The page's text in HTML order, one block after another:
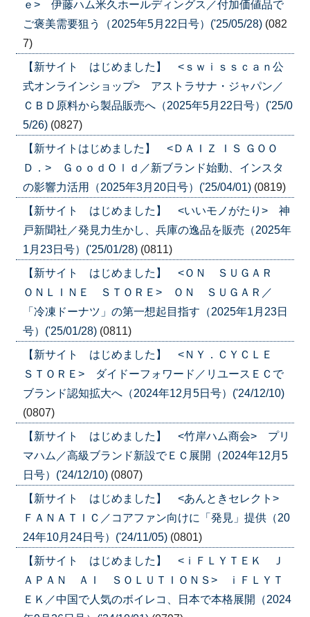
ｅ> 伊藤ハム米久ホールディングス／付加価値品で
ご褒美需要狙う（2025年5月22日号）('25/05/28) (082
7)
【新サイト はじめました】 <ｓｗｉｓｓｃａｎ公
式オンラインショップ> アストラサナ・ジャパン／
ＣＢＤ原料から製品販売へ（2025年5月22日号）('25/0
5/26) (0827)
【新サイトはじめました】 <ＤＡＩＺ ＩＳ ＧＯＯ
Ｄ．> ＧｏｏｄＯｌｄ／新ブランド始動、インスタ
の影響力活用（2025年3月20日号）('25/04/01) (0819)
【新サイト はじめました】 <いいモノがたり> 神
戸新聞社／発見力生かし、兵庫の逸品を販売（2025年
1月23日号）('25/01/28) (0811)
【新サイト はじめました】 <ＯＮ ＳＵＧＡＲ
ＯＮＬＩＮＥ ＳＴＯＲＥ> ＯＮ ＳＵＧＡＲ／
「冷凍ドーナツ」の第一想起目指す（2025年1月23日
号）('25/01/28) (0811)
【新サイト はじめました】 <ＮＹ．ＣＹＣＬＥ
ＳＴＯＲＥ> ダイドーフォワード／リユースＥＣで
ブランド認知拡大へ（2024年12月5日号）('24/12/10)
(0807)
【新サイト はじめました】 <竹岸ハム商会> プリ
マハム／高級ブランド新設でＥＣ展開（2024年12月5
日号）('24/12/10) (0807)
【新サイト はじめました】 <あんときセレクト>
ＦＡＮＡＴＩＣ／コアファン向けに「発見」提供（20
24年10月24日号）('24/11/05) (0801)
【新サイト はじめました】 <ｉＦＬＹＴＥＫ Ｊ
ＡＰＡＮ ＡＩ ＳＯＬＵＴＩＯＮＳ> ｉＦＬＹＴ
ＥＫ／中国で人気のボイレコ、日本で本格展開（2024